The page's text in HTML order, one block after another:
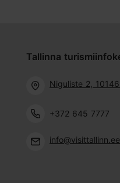
Tallinna
Niguliste 2,
+372 645 7777
info@visittallinn.ee